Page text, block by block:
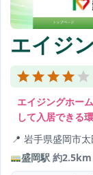
エイジ
エイジングホー
して入居できる
岩手県盛岡市
盛岡駅 約2.5km